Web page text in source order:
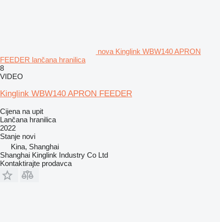
nova Kinglink WBW140 APRON
FEEDER lančana hranilica
8
VIDEO
Kinglink WBW140 APRON FEEDER
Cijena na upit
Lančana hranilica
2022
Stanje novi
Kina, Shanghai
Shanghai Kinglink Industry Co Ltd
Kontaktirajte prodavca